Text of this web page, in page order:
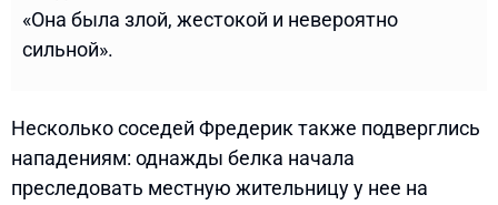
«Она была злой, жестокой и невероятно
сильной».
Несколько соседей Фредерик также подверглись
нападениям: однажды белка начала
преследовать местную жительницу у нее на